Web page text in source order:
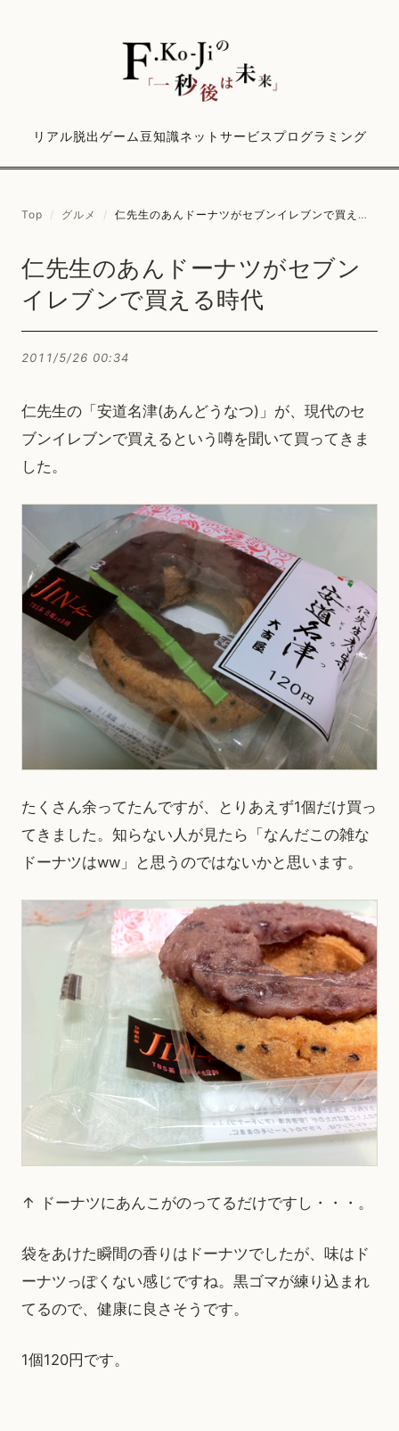
リアル脱出ゲーム豆知識ネットサービス プログラミング
Top / グルメ / 仁先生のあんドーナツがセブンイレブンで買える時代
仁先生のあんドーナツがセブン
イレブンで買える時代
2011/5/26 00:34
仁先生の「安道名津(あんどうなつ)」が、現代のセ
ブンイレブンで買えるという噂を聞いて買ってきま
した。
たくさん余ってたんですが、とりあえず1個だけ買っ
てきました。知らない人が見たら「なんだこの雑な
ドーナツはww」と思うのではないかと思います。
↑ ドーナツにあんこがのってるだけですし・・・。
袋をあけた瞬間の香りはドーナツでしたが、味はド
ーナツっぽくない感じですね。黒ゴマが練り込まれ
てるので、健康に良さそうです。
1個120円です。